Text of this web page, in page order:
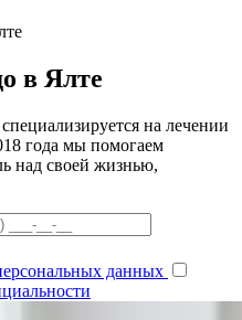
в Ялте
на лечении
года мы помогаем
над своей жизнью,
данных